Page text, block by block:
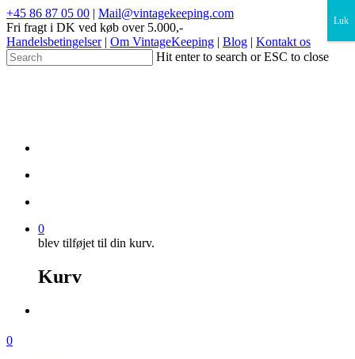
+45 86 87 05 00 | Mail@vintagekeeping.com
Fri fragt i DK ved køb over 5.000,-
Handelsbetingelser| Om VintageKeeping | Blog | Kontakt os
Hit enter to search or ESC to close
0
blev tilføjet til din kurv.
Kurv
0
×
Luk